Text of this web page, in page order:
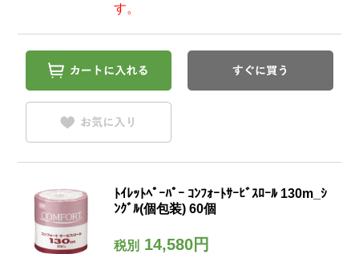
す。
ﾄｲﾚｯﾄﾍﾟｰﾊﾟｰ ｺﾝﾌｫｰﾄｻｰﾋﾞｽﾛｰﾙ 130m_ｼ
ﾝｸﾞﾙ(個包装) 60個
税別14,580円